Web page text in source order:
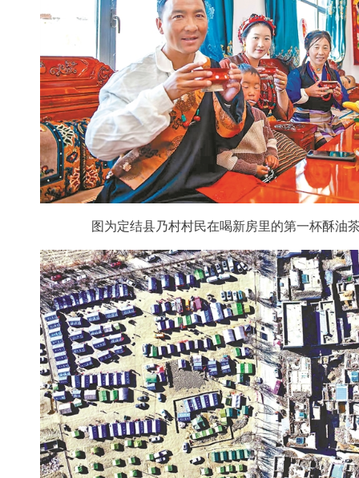
图为定结县乃村村民在喝新房里的第一杯酥油